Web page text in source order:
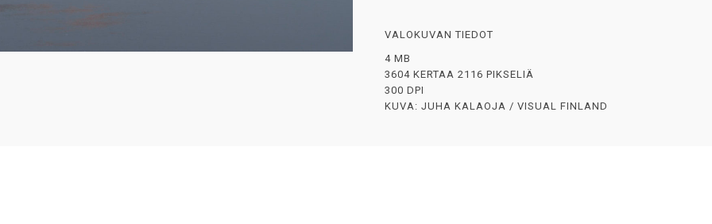
VALOKUVAN TIEDOT
4 MB
3604 KERTAA 2116 PIKSELIÄ
300 DPI
KUVA: JUHA KALAOJA / VISUAL FINLAND